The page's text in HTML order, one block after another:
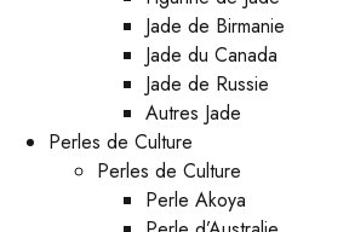
Jade de Birmanie
Jade du Canada
Jade de Russie
Autres Jade
Perles de Culture
Perles de Culture
Perle Akoya